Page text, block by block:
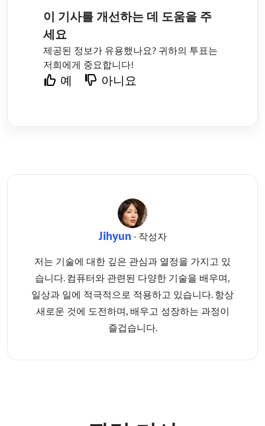
이 기사를 개선하는 데 도움을 주
세요
제공된 정보가 유용했나요? 귀하의 투표는
저희에게 중요합니다!
예 아니요
Jihyun · 작성자
저는 기술에 대한 깊은 관심과 열정을 가지고 있
습니다. 컴퓨터와 관련된 다양한 기술을 배우며,
일상과 일에 적극적으로 적용하고 있습니다. 항상
새로운 것에 도전하며, 배우고 성장하는 과정이
즐겁습니다.